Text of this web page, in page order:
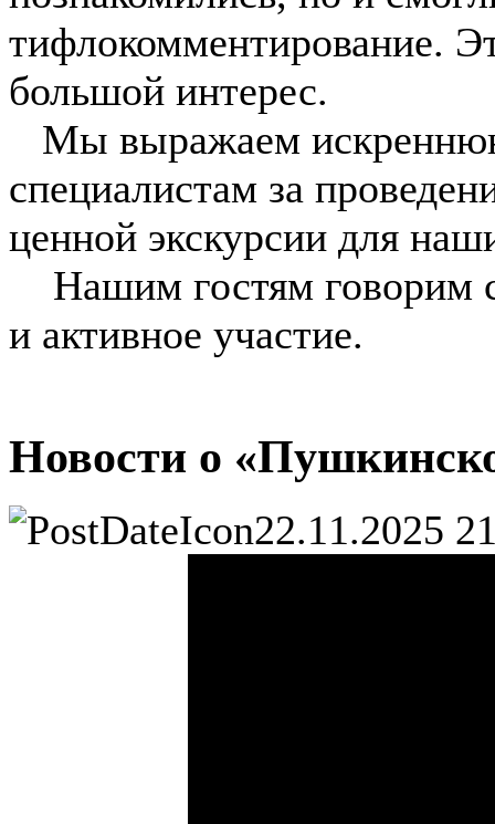
тифлокомментирование.
большой интерес.
Мы выражаем
специалистам за
ценной экскурсии для
Нашим гостям говорим
и активное участие.
Новости о
22.11.2025